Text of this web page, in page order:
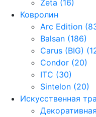
Zeta (16)
Ковролин
Arc Edition
Balsan (186)
Carus (BIG)
Condor (20)
ITC (30)
Sintelon (20)
Искусственная